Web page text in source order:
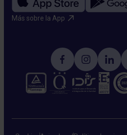
Más sobre la App​